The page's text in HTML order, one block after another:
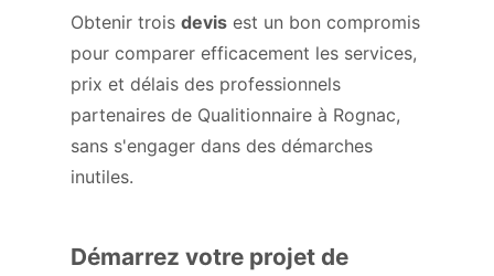
Obtenir trois devis est un bon compromis
pour comparer efficacement les services,
prix et délais des professionnels
partenaires de Qualitionnaire à Rognac,
sans s'engager dans des démarches
inutiles.
Démarrez votre projet de